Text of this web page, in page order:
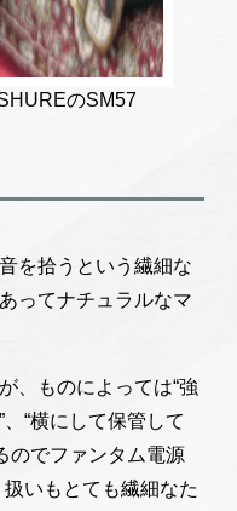
のSM57
を拾うという繊細な
ってナチュラルなマ
、ものによっては“強
“横にして保管して
のでファンタム電源
いもとても繊細なた